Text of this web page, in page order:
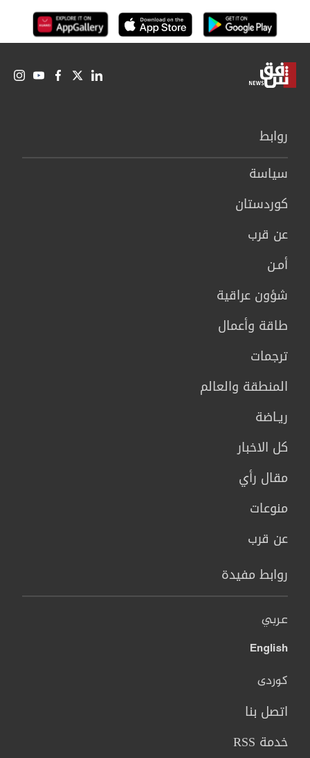
روابط
سیاسة
كوردستان
عن قرب
أمـن
شؤون عراقية
طاقة وأعمال
ترجمات
المنطقة والعالم
ريـاضة
كل الاخبار
مقال رأي
منوعات
عن قرب
روابط مفيدة
عربي
English
کوردی
اتصل بنا
خدمة RSS